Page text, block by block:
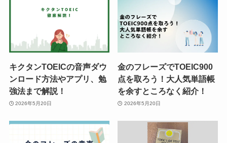
キクタンTOEICの音声ダウ
ンロード方法やアプリ、勉
強法まで解説！
2026年5月20日
金のフレーズでTOEIC900
点を取ろう！大人気単語帳
を余すところなく紹介！
2026年5月20日